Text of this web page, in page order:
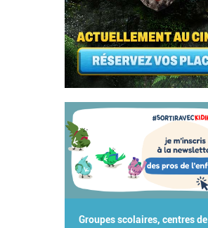
Groupes scolaires, centres de